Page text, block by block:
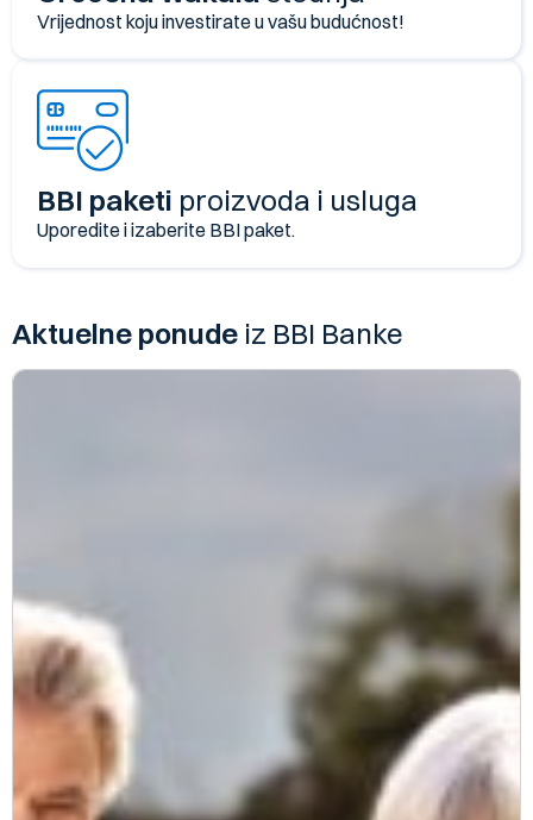
Vrijednost koju investirate u vašu budućnost!
BBI paketi proizvoda i usluga
Uporedite i izaberite BBI paket.
Aktuelne ponude iz BBI Banke